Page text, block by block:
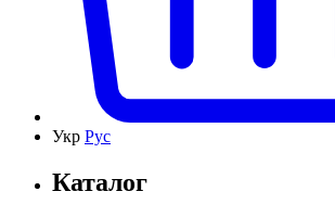
Укр Рус
Каталог